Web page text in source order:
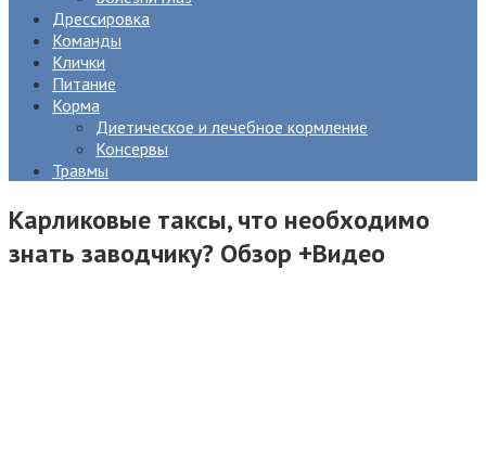
Дрессировка
Команды
Клички
Питание
Корма
Диетическое и лечебное кормление
Консервы
Травмы
Карликовые таксы, что необходимо
знать заводчику? Обзор +Видео